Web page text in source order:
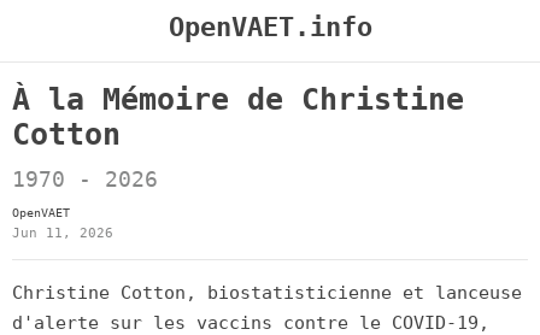
OpenVAET.info
À la Mémoire de Christine
Cotton
1970 - 2026
OpenVAET
Jun 11, 2026
Christine Cotton, biostatisticienne et lanceuse
d'alerte sur les vaccins contre le COVID-19,